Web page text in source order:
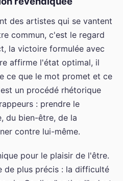
des artistes qui se vantent
commun, c'est le regard
la victoire formulée avec
affirme l'état optimal, il
ce que le mot promet et ce
un procédé rhétorique
: prendre le
du bien-être, de la
contre lui-même.
pour le plaisir de l'être.
de plus précis : la difficulté